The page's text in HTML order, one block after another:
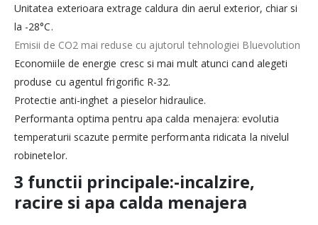
Unitatea exterioara extrage caldura din aerul exterior, chiar si
la -28°C.
Emisii de CO2 mai reduse cu ajutorul tehnologiei Bluevolution
Economiile de energie cresc si mai mult atunci cand alegeti
produse cu agentul frigorific R-32.
Protectie anti-inghet a pieselor hidraulice.
Performanta optima pentru apa calda menajera: evolutia
temperaturii scazute permite performanta ridicata la nivelul
robinetelor.
3 functii principale:-incalzire,
racire si apa calda menajera